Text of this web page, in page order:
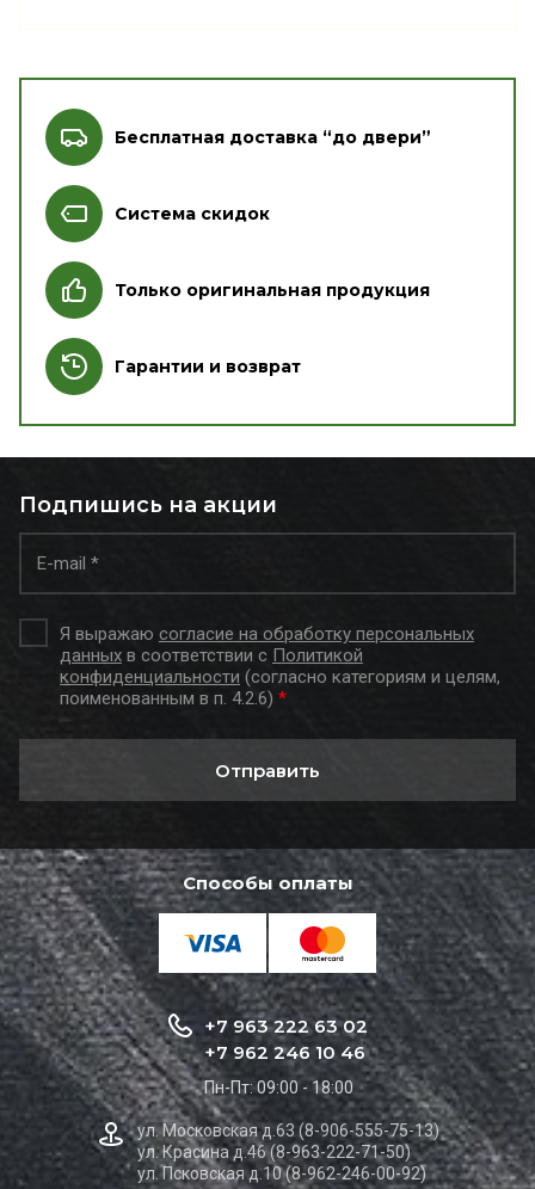
Бесплатная доставка “до двери”
Система скидок
Только оригинальная продукция
Гарантии и возврат
Подпишись на акции
Я выражаю согласие на обработку персональных
данных в соответствии с Политикой
конфиденциальности (согласно категориям и целям,
поименованным в п. 4.2.6) *
Отправить
Способы оплаты
+7 963 222 63 02
+7 962 246 10 46
Пн-Пт: 09:00 - 18:00
ул. Московская д.63 (8-906-555-75-13)
ул. Красина д.46 (8-963-222-71-50)
ул. Псковская д.10 (8-962-246-00-92)